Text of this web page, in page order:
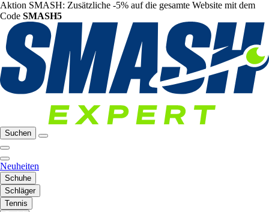
Aktion SMASH: Zusätzliche -5% auf die gesamte Website mit dem
Code SMASH5
Suchen
Neuheiten
Schuhe
Schläger
Tennis